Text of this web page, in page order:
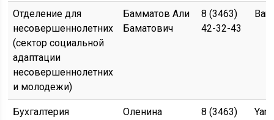
Отделение для
несовершеннолетних
(сектор социальной
адаптации
несовершеннолетних
и молодежи)
Бамматов Али
Баматович
8 (3463)
42-32-43
Бухгалтерия
Оленина
8 (3463)